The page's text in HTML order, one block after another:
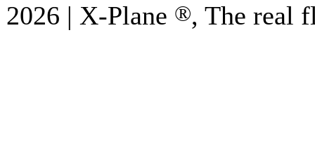
2026 | X-Plane ®, The real